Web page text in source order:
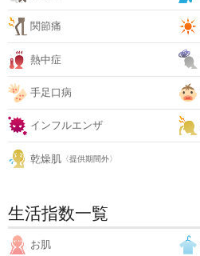
関節痛
熱中症
手足口病
インフルエンザ
乾燥肌 〈提供期間外〉
生活指数一覧
お肌